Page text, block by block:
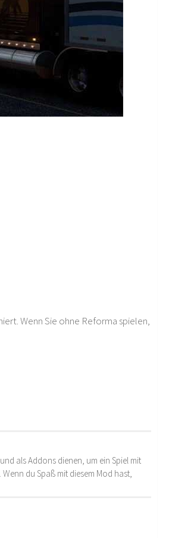
Wenn Sie ohne Reforma spielen,
als Addons dienen, um ein Spiel mit
du Spaß mit diesem Mod hast,